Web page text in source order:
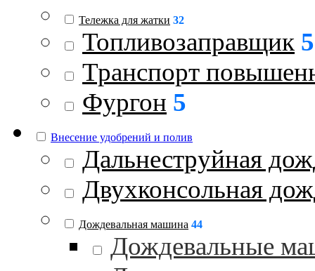
Тележка для жатки 32
Топливозаправщик 5
Транспорт
Фургон 5
Внесение удобрений и полив
Дальнеструйная
Двухконсольная
Дождевальная машина 44
Дождевальные